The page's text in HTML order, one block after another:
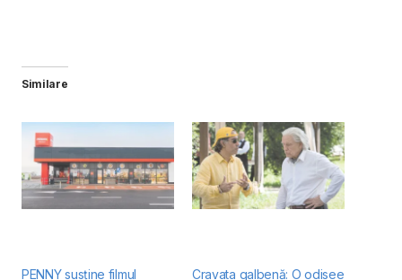
Similare
PENNY susține filmul Cravata galbenă: O odisee